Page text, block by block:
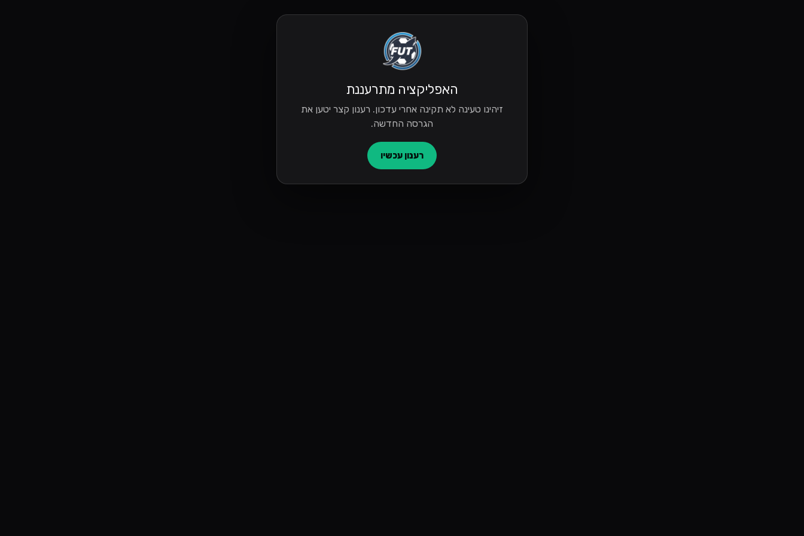
האפליקציה מתרעננת
זיהינו טעינה לא תקינה אחרי עדכון. רענון קצר יטען את
הגרסה החדשה.
רענון עכשיו